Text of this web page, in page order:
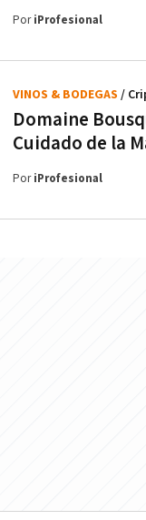
PoriProfesional
Domaine
Cuidado de la
VINOS & BODEGAS /
PoriProfesional